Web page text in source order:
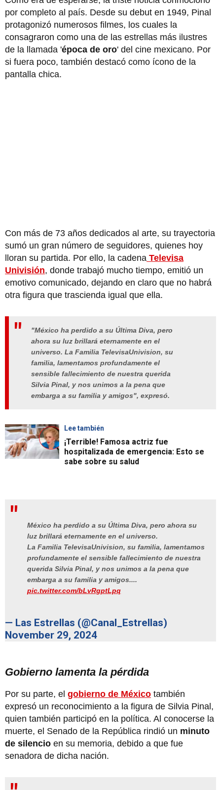
por completo al país. Desde su debut en 1949, Pinal
protagonizó numerosos filmes, los cuales la
consagraron como una de las estrellas más ilustres
de la llamada 'época de oro' del cine mexicano. Por
si fuera poco, también destacó como ícono de la
pantalla chica.
Con más de 73 años dedicados al arte, su trayectoria
sumó un gran número de seguidores, quienes hoy
lloran su partida. Por ello, la cadena Televisa
Univisión, donde trabajó mucho tiempo, emitió un
emotivo comunicado, dejando en claro que no habrá
otra figura que trascienda igual que ella.
"México ha perdido a su Última Diva, pero
ahora su luz brillará eternamente en el
universo. La Familia TelevisaUnivision, su
familia, lamentamos profundamente el
sensible fallecimiento de nuestra querida
Silvia Pinal, y nos unimos a la pena que
embarga a su familia y amigos", expresó.
Lee también
¡Terrible! Famosa actriz fue
hospitalizada de emergencia: Esto se
sabe sobre su salud
México ha perdido a su Última Diva, pero ahora su
luz brillará eternamente en el universo.
La Familia TelevisaUnivision, su familia, lamentamos
profundamente el sensible fallecimiento de nuestra
querida Silvia Pinal, y nos unimos a la pena que
embarga a su familia y amigos....
pic.twitter.com/bLvRgptLpq
— Las Estrellas (@Canal_Estrellas)
November 29, 2024
Gobierno lamenta la pérdida
Por su parte, el gobierno de México también
expresó un reconocimiento a la figura de Silvia Pinal,
quien también participó en la política. Al conocerse la
muerte, el Senado de la República rindió un minuto
de silencio en su memoria, debido a que fue
senadora de dicha nación.